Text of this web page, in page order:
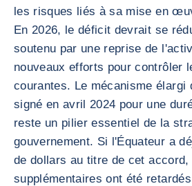
les risques liés à sa mise en
En 2026, le déficit devrait se
soutenu par une reprise de
nouveaux efforts pour contrôler
courantes. Le mécanisme élargi
signé en avril 2024 pour une
reste un pilier essentiel de la
gouvernement. Si l'Équateur a
de dollars au titre de cet
supplémentaires ont été